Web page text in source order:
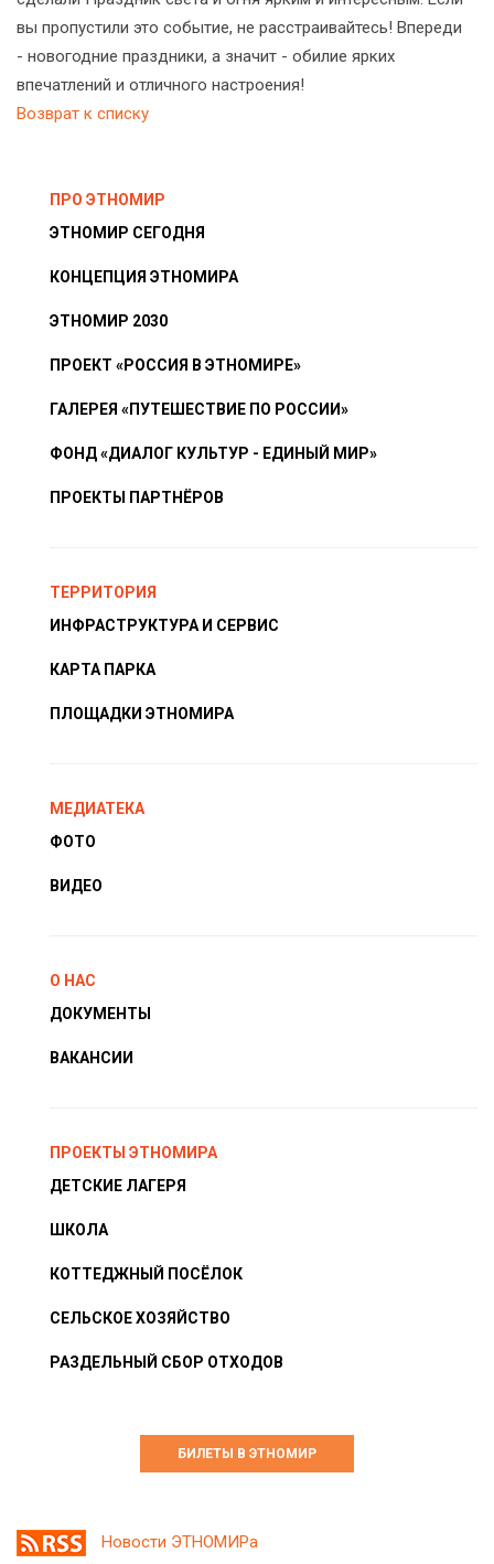
вы пропустили это событие, не расстраивайтесь! Впереди
- новогодние праздники, а значит - обилие ярких
впечатлений и отличного настроения!
Возврат к списку
ПРО ЭТНОМИР
ЭТНОМИР СЕГОДНЯ
КОНЦЕПЦИЯ ЭТНОМИРА
ЭТНОМИР 2030
ПРОЕКТ «РОССИЯ В ЭТНОМИРЕ»
ГАЛЕРЕЯ «ПУТЕШЕСТВИЕ ПО РОССИИ»
ФОНД «ДИАЛОГ КУЛЬТУР - ЕДИНЫЙ МИР»
ПРОЕКТЫ ПАРТНЁРОВ
ТЕРРИТОРИЯ
ИНФРАСТРУКТУРА И СЕРВИС
КАРТА ПАРКА
ПЛОЩАДКИ ЭТНОМИРА
МЕДИАТЕКА
ФОТО
ВИДЕО
О НАС
ДОКУМЕНТЫ
ВАКАНСИИ
ПРОЕКТЫ ЭТНОМИРА
ДЕТСКИЕ ЛАГЕРЯ
ШКОЛА
КОТТЕДЖНЫЙ ПОСЁЛОК
СЕЛЬСКОЕ ХОЗЯЙСТВО
РАЗДЕЛЬНЫЙ СБОР ОТХОДОВ
БИЛЕТЫ В ЭТНОМИР
Новости ЭТНОМИРа